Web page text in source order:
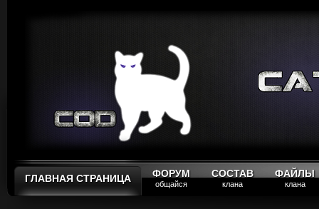
ГЛАВНАЯ СТРАНИЦА ФОРУМ
общайся
СОСТАВ
клана
ФАЙЛЫ
клана